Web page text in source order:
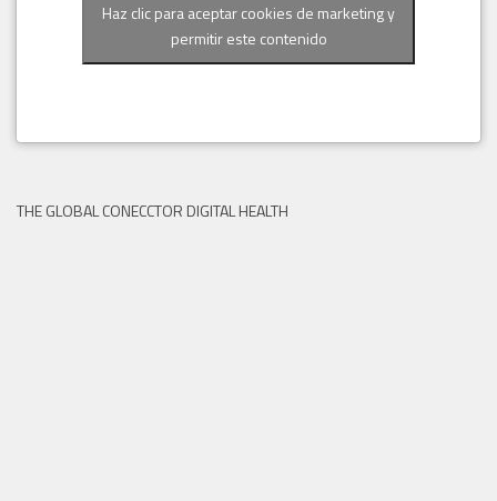
Haz clic para aceptar cookies de marketing y
permitir este contenido
THE GLOBAL CONECCTOR DIGITAL HEALTH